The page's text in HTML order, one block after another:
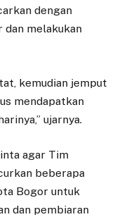
dengan
melakukan
kemudian jemput
mendapatkan
ujarnya.
agar Tim
beberapa
Bogor untuk
dan pembiaran